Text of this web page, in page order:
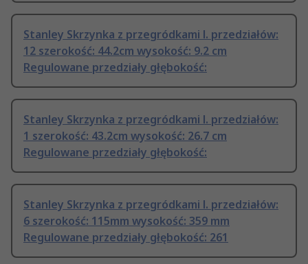
Stanley Skrzynka z przegródkami l. przedziałów:
12 szerokość: 44.2cm wysokość: 9.2 cm
Regulowane przedziały głębokość:
Stanley Skrzynka z przegródkami l. przedziałów:
1 szerokość: 43.2cm wysokość: 26.7 cm
Regulowane przedziały głębokość:
Stanley Skrzynka z przegródkami l. przedziałów:
6 szerokość: 115mm wysokość: 359 mm
Regulowane przedziały głębokość: 261